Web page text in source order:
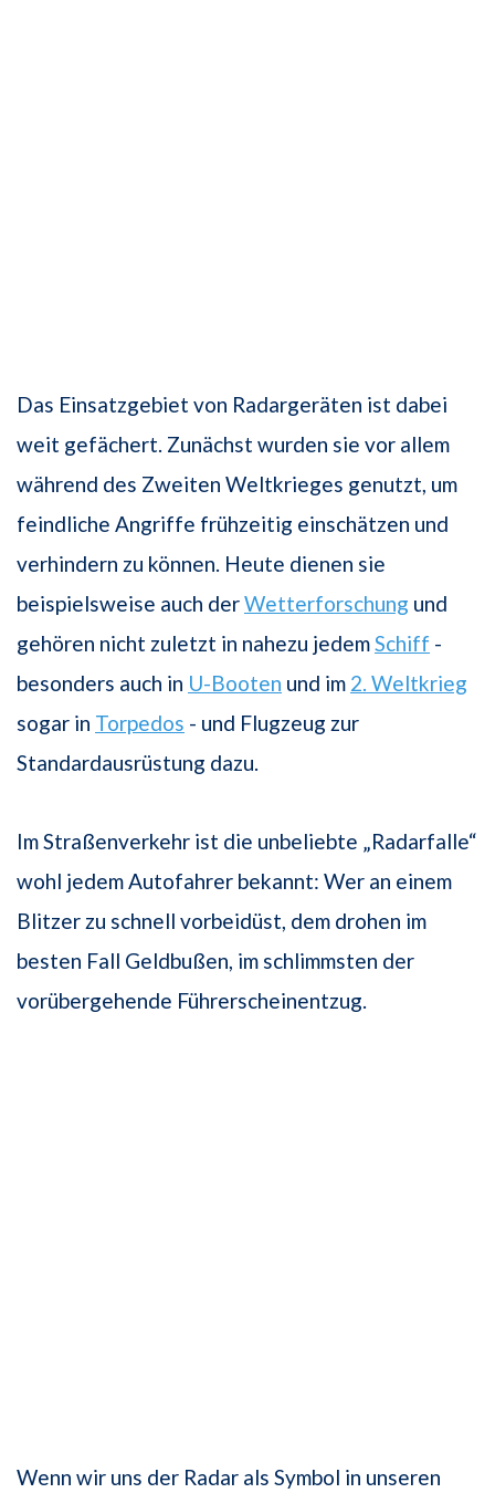
Das Einsatzgebiet von Radargeräten ist dabei
weit gefächert. Zunächst wurden sie vor allem
während des Zweiten Weltkrieges genutzt, um
feindliche Angriffe frühzeitig einschätzen und
verhindern zu können. Heute dienen sie
beispielsweise auch derWetterforschung und
gehören nicht zuletzt in nahezu jedemSchiff -
besonders auch in U-Booten und im 2. Weltkrieg
sogar in Torpedos - und Flugzeug zur
Standardausrüstung dazu.
Im Straßenverkehr ist die unbeliebte „Radarfalle“
wohl jedem Autofahrer bekannt: Wer an einem
Blitzer zu schnell vorbeidüst, dem drohen im
besten Fall Geldbußen, im schlimmsten der
vorübergehende Führerscheinentzug.
Wenn wir uns der Radar als Symbol in unseren